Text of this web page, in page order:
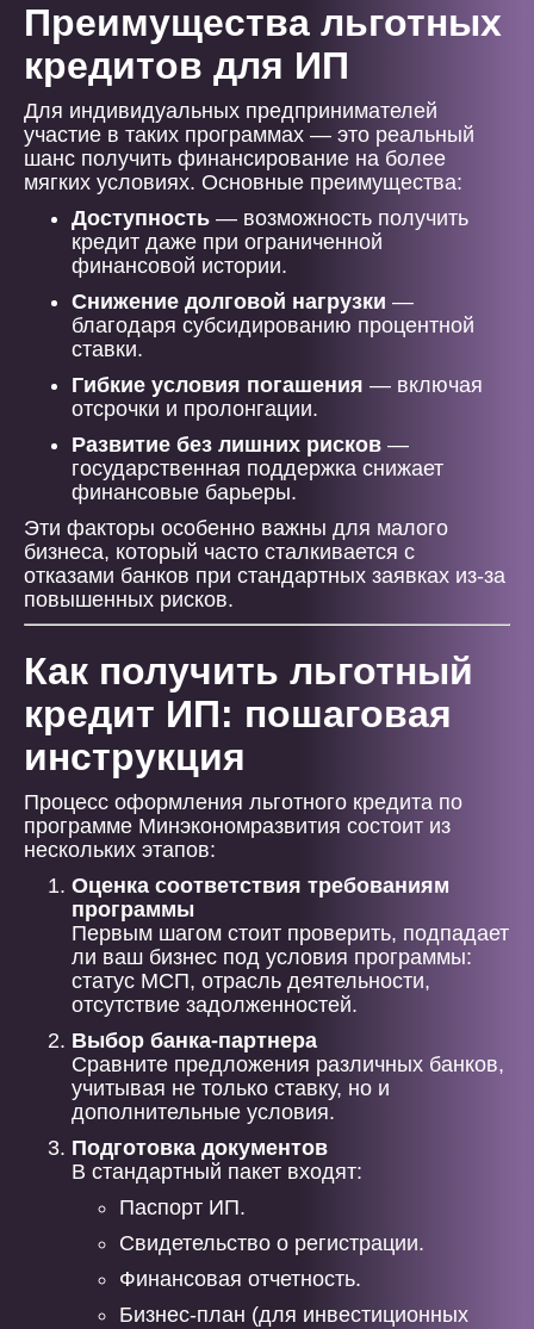
Преимущества льготных
кредитов для ИП
Для индивидуальных предпринимателей
участие в таких программах — это реальный
шанс получить финансирование на более
мягких условиях. Основные преимущества:
Доступность — возможность получить
кредит даже при ограниченной
финансовой истории.
Снижение долговой нагрузки —
благодаря субсидированию процентной
ставки.
Гибкие условия погашения — включая
отсрочки и пролонгации.
Развитие без лишних рисков —
государственная поддержка снижает
финансовые барьеры.
Эти факторы особенно важны для малого
бизнеса, который часто сталкивается с
отказами банков при стандартных заявках из-за
повышенных рисков.
Как получить льготный
кредит ИП: пошаговая
инструкция
Процесс оформления льготного кредита по
программе Минэкономразвития состоит из
нескольких этапов:
Оценка соответствия требованиям
программы
Первым шагом стоит проверить, подпадает
ли ваш бизнес под условия программы:
статус МСП, отрасль деятельности,
отсутствие задолженностей.
Выбор банка-партнера
Сравните предложения различных банков,
учитывая не только ставку, но и
дополнительные условия.
Подготовка документов
В стандартный пакет входят:
Паспорт ИП.
Свидетельство о регистрации.
Финансовая отчетность.
Бизнес-план (для инвестиционных